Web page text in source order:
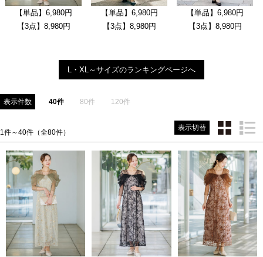
【単品】6,980円
【3点】8,980円
【単品】6,980円
【3点】8,980円
【単品】6,980円
【3点】8,980円
L・XL～サイズのランキングページへ
表示件数 40件 80件 120件
1件～40件（全80件）
表示切替